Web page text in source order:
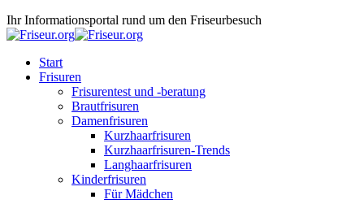
Ihr Informationsportal rund um den Friseurbesuch
Start
Frisuren
Frisurentest und -beratung
Brautfrisuren
Damenfrisuren
Kurzhaarfrisuren
Kurzhaarfrisuren-Trends
Langhaarfrisuren
Kinderfrisuren
Für Mädchen